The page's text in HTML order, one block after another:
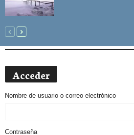
Acceder
Nombre de usuario o correo electrónico
Contraseña